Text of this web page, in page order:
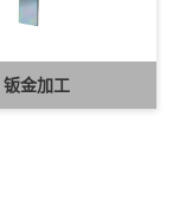
钣金加工